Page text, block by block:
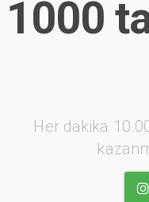
1000
Her dakika